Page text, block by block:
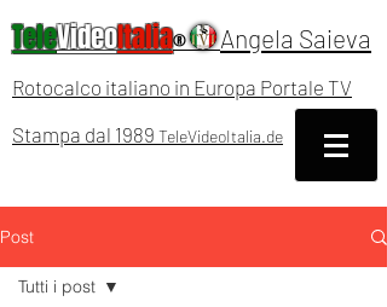
TeleVideoItalia® Angela Saieva
Rotocalco italiano in Europa Portale TV
Stampa dal 1989 TeleVideoItalia.de
Post
Tutti i post